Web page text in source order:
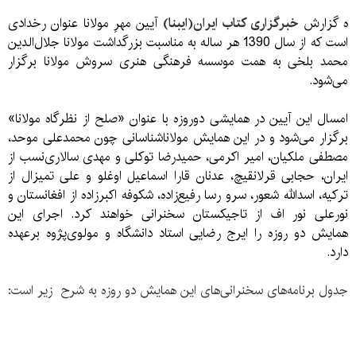
ه گزارش خبرگزاری کتاب ایران(ایبنا) آیین مهرِ مولانا عنوان رخدادی
است که از سال 1390 هر ساله به مناسبت بزرگداشت مولانا جلال‌الدین
محمد بلخی به همت موسسه فرهنگی هنری سروش مولانا برگزار
می‌شود.
امسال این آیین در همایشی دوروزه با عنوان «صلح از نظرگاه مولانا»
برگزار می‌شود و در این همایش مولاناشناسانی چون محمدعلی موحد،
مصطفی ملکیان، امیر اکرمی، حمیدرضا توکلی و مهدی سالاری‌نسب از
ایران، حجابی قرلانقیچ، عدنان قارا اسماعیل اوغلو و علی تمیزال از
ترکیه، اسدالله شعور، سرو رسا رفیع‌زاده، شکوفه اکبرزاده از افغانستان و
نورعلی نور اف از تاجیکستان سخنرانی خواهند کرد. اجرای این
همایش دو روزه را ایرج رضایی استاد دانشگاه و مولوی‌پژوه برعهده
دارد.
جدول برنامه‌های سخنرانی‌های این همایش دو روزه به شرح زیر است: